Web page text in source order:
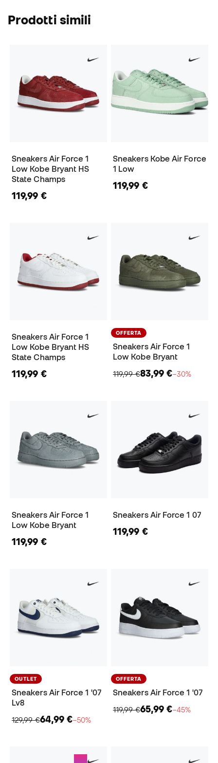
Prodotti simili
Sneakers Air Force 1
Low Kobe Bryant HS
State Champs
119,99 €
Sneakers Kobe Air Force
1 Low
119,99 €
Sneakers Air Force 1
Low Kobe Bryant HS
State Champs
119,99 €
OFFERTA
Sneakers Air Force 1
Low Kobe Bryant
119,99 €83,99 €−30%
Sneakers Air Force 1
Low Kobe Bryant
119,99 €
Sneakers Air Force 1 07
119,99 €
OUTLET
Sneakers Air Force 1 '07
Lv8
129,99 €64,99 €−50%
OFFERTA
Sneakers Air Force 1 '07
119,99 €65,99 €−45%